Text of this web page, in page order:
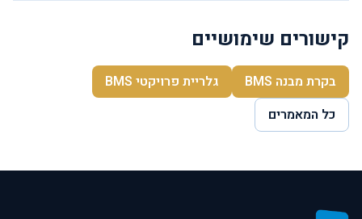
קישורים שימושיים
בקרת מבנה BMS
גלריית פרויקטי BMS
כל המאמרים